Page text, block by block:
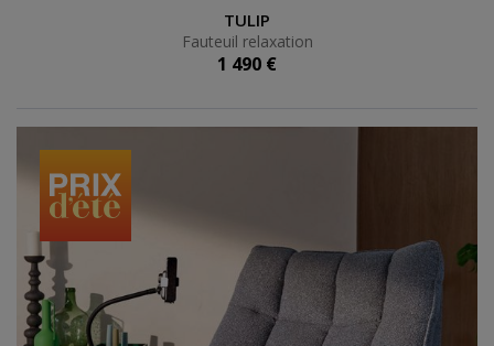
TULIP
Fauteuil relaxation
1 490 €